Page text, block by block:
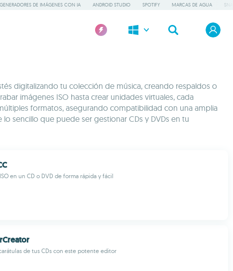
GENERADORES DE IMÁGENES CON IA ANDROID STUDIO SPOTIFY MARCAS DE AGUA
digitalizando tu colección de música, creando respaldos o
imágenes ISO hasta crear unidades virtuales, cada
formatos, asegurando compatibilidad con una amplia
sencillo que puede ser gestionar CDs y DVDs en tu
en un CD o DVD de forma rápida y fácil
de tus CDs con este potente editor